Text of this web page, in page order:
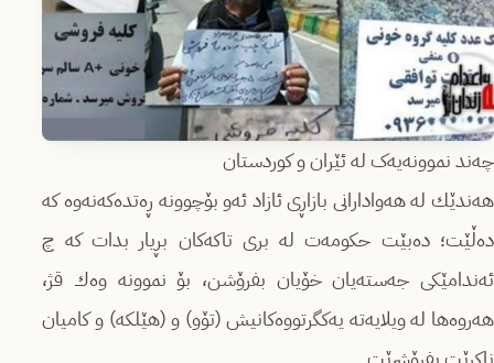
چەند نموونەیەک لە ئێران و کوردستان
هه‌ندێك له‌ هه‌وادارانی بازاڕی ئازاد ئه‌و بۆچوونه‌‌ ڕه‌تده‌كه‌نه‌وه‌ كه‌
ده‌ڵێت؛ ده‌بێت حكومه‌ت له‌ بری تاكه‌كان بڕیار بدات كه‌‌ چ
ئه‌ندامێكی جه‌سته‌یان‌ خۆیان بفرۆشن، بۆ نموونه‌ وه‌ك قژ،
هه‌روه‌ها له‌ ویلایه‌ته‌ یه‌كگرتووه‌كانیش (تۆو) و (هێلكه) و كامیان